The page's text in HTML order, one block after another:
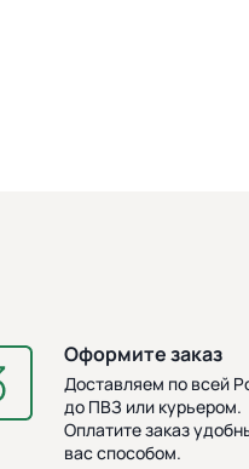
Оформите заказ
Доставляем по всей
до ПВЗ или курьером.
Оплатите заказ
вас способом.